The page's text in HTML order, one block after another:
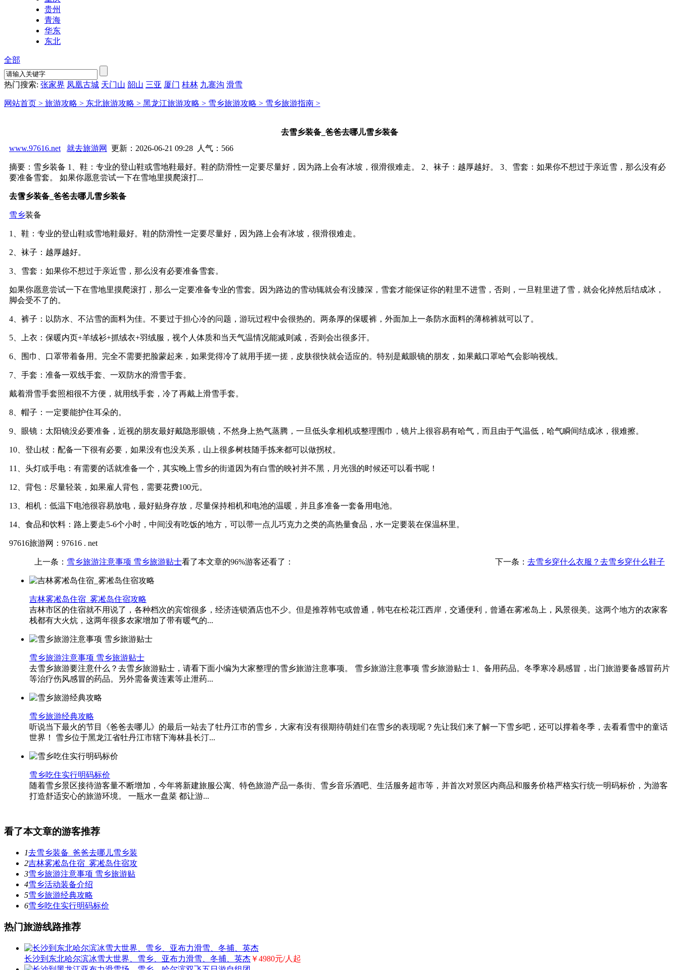
贵州
青海
华东
东北
全部
热门搜索: 张家界 凤凰古城 天门山 韶山 三亚 厦门 桂林 九寨沟 滑雪
网站首页 > 旅游攻略 > 东北旅游攻略 > 黑龙江旅游攻略 > 雪乡旅游攻略 > 雪乡旅游指南 >
去雪乡装备_爸爸去哪儿雪乡装备
www.97616.net
就去旅游网 更新：2026-06-21 09:28 人气： 566
摘要：雪乡装备 1、鞋：专业的登山鞋或雪地鞋最好。鞋的防滑性一定要尽量好，因为路上会有冰坡，很滑很难走。 2、袜子：越厚越好。 3、雪套：如果你不想过于亲近雪，那么没有必
要准备雪套。 如果你愿意尝试一下在雪地里摸爬滚打...
去雪乡装备_爸爸去哪儿雪乡装备
雪乡装备
1、鞋：专业的登山鞋或雪地鞋最好。鞋的防滑性一定要尽量好，因为路上会有冰坡，很滑很难走。
2、袜子：越厚越好。
3、雪套：如果你不想过于亲近雪，那么没有必要准备雪套。
如果你愿意尝试一下在雪地里摸爬滚打，那么一定要准备专业的雪套。因为路边的雪动辄就会有没膝深，雪套才能保证你的鞋里不进雪，否则，一旦鞋里进了雪，就会化掉然后结成冰，
脚会受不了的。
4、裤子：以防水、不沾雪的面料为佳。不要过于担心冷的问题，游玩过程中会很热的。两条厚的保暖裤，外面加上一条防水面料的薄棉裤就可以了。
5、上衣：保暖内页+羊绒衫+抓绒衣+羽绒服，视个人体质和当天气温情况能减则减，否则会出很多汗。
6、围巾、口罩带着备用。完全不需要把脸蒙起来，如果觉得冷了就用手搓一搓，皮肤很快就会适应的。特别是戴眼镜的朋友，如果戴口罩哈气会影响视线。
7、手套：准备一双线手套、一双防水的滑雪手套。
戴着滑雪手套照相很不方便，就用线手套，冷了再戴上滑雪手套。
8、帽子：一定要能护住耳朵的。
9、眼镜：太阳镜没必要准备，近视的朋友最好戴隐形眼镜，不然身上热气蒸腾，一旦低头拿相机或整理围巾，镜片上很容易有哈气，而且由于气温低，哈气瞬间结成冰，很难擦。
10、登山杖：配备一下很有必要，如果没有也没关系，山上很多树枝随手拣来都可以做拐杖。
11、头灯或手电：有需要的话就准备一个，其实晚上雪乡的街道因为有白雪的映衬并不黑，月光强的时候还可以看书呢！
12、背包：尽量轻装，如果雇人背包，需要花费100元。
13、相机：低温下电池很容易放电，最好贴身存放，尽量保持相机和电池的温暖，并且多准备一套备用电池。
14、食品和饮料：路上要走5-6个小时，中间没有吃饭的地方，可以带一点儿巧克力之类的高热量食品，水一定要装在保温杯里。
97616旅游网：97616 . net
上一条： 雪乡旅游注意事项 雪乡旅游贴士 下一条： 去雪乡穿什么衣服？去雪乡穿什么鞋子
看了本文章的96%游客还看了：
吉林雾凇岛住宿_雾凇岛住宿攻略
吉林市区的住宿就不用说了，各种档次的宾馆很多，经济连锁酒店也不少。但是推荐韩屯或曾通，韩屯在松花江西岸，交通便利，曾通在雾凇岛上，风景很美。这两个地方的农家客
栈都有大火炕，这两年很多农家增加了带有暖气的...
雪乡旅游注意事项 雪乡旅游贴士
去雪乡旅游要注意什么？去雪乡旅游贴士，请看下面小编为大家整理的雪乡旅游注意事项。 雪乡旅游注意事项 雪乡旅游贴士 1、备用药品。冬季寒冷易感冒，出门旅游要备感冒药片
等治疗伤风感冒的药品。另外需备黄连素等止泄药...
雪乡旅游经典攻略
听说当下最火的节目《爸爸去哪儿》的最后一站去了牡丹江市的雪乡，大家有没有很期待萌娃们在雪乡的表现呢？先让我们来了解一下雪乡吧，还可以撑着冬季，去看看雪中的童话
世界！ 雪乡位于黑龙江省牡丹江市辖下海林县长汀...
雪乡吃住实行明码标价
随着雪乡景区接待游客量不断增加，今年将新建旅服公寓、特色旅游产品一条街、雪乡音乐酒吧、生活服务超市等，并首次对景区内商品和服务价格严格实行统一明码标价，为游客
打造舒适安心的旅游环境。 一瓶水一盘菜 都让游...
看了本文章的游客推荐
1去雪乡装备_爸爸去哪儿雪乡装
2吉林雾凇岛住宿_雾凇岛住宿攻
3雪乡旅游注意事项 雪乡旅游贴
4雪乡活动装备介绍
5雪乡旅游经典攻略
6雪乡吃住实行明码标价
热门旅游线路推荐
长沙到东北哈尔滨冰雪大世界、雪乡、亚布力滑雪、冬捕、英杰 ￥4980元/人起